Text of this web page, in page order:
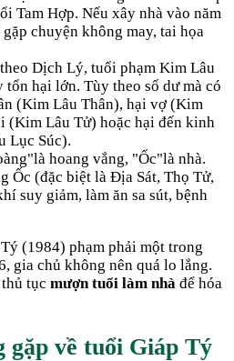
Tam Hợp. Nếu xây nhà vào năm
chuyện không may, tai họa
Dịch Lý, tuổi phạm Kim Lâu
hại lớn. Tùy theo số dư mà có
(Kim Lâu Thân), hại vợ (Kim
(Kim Lâu Tử) hoặc hại đến kinh
Lục Súc).
hoang vắng, "Ốc"là nhà.
Ốc (đặc biệt là Địa Sát, Thọ Tử,
suy giảm, làm ăn sa sút, bệnh
(1984) phạm phải một trong
, gia chủ không nên quá lo lắng.
tục mượn tuổi làm nhà để hóa
gặp về tuổi Giáp Tý